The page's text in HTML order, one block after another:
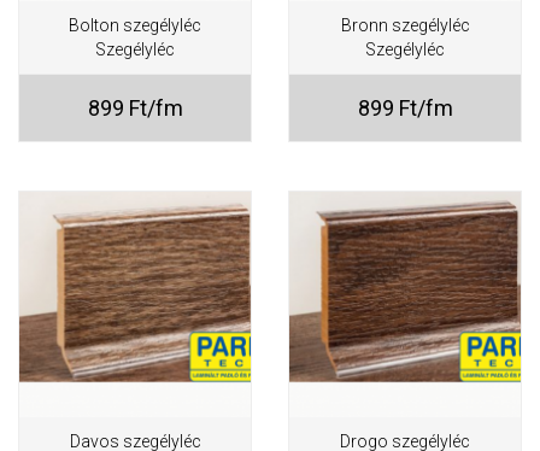
Bolton szegélyléc
Szegélyléc
899 Ft/fm
Bronn szegélyléc
Szegélyléc
899 Ft/fm
Davos szegélyléc
Drogo szegélyléc